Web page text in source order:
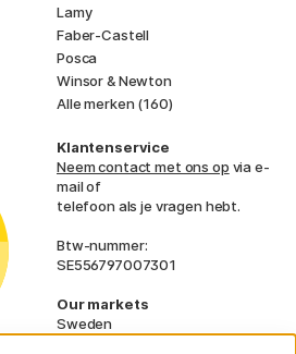
Lamy
Faber-Castell
Posca
Winsor & Newton
Alle merken (160)
Klantenservice
Neem contact met ons op via e-
mail of
telefoon als je vragen hebt.
Btw-nummer:
SE556797007301
Our markets
Sweden